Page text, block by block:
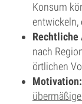
Konsum
entwickeln,
Rechtliche
nach
örtlichen
Motivation: